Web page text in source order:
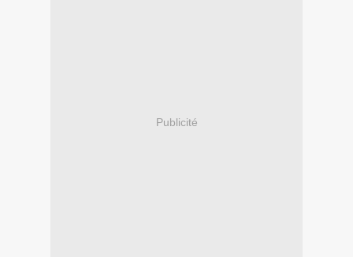
Publicité